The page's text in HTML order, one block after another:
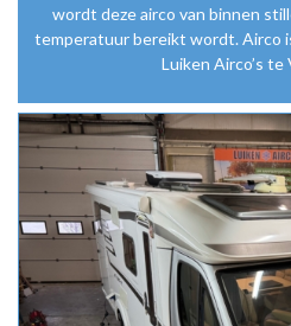
wordt deze airco van binnen
temperatuur bereikt wordt. Airco
Luiken Airco’s te